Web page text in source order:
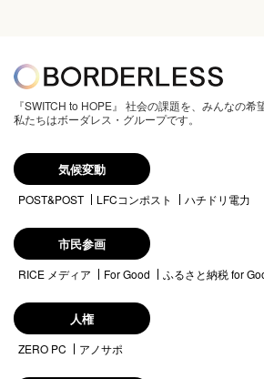
『SWITCH to HOPE』 社会の課題を、みんなの希
私たちはボーダレス・グループです。
気候変動
POST&POST LFCコンポスト ハチドリ電力
市民参画
RICE メディア For Good ふるさと納税 for
人権
ZERO PC アノサポ